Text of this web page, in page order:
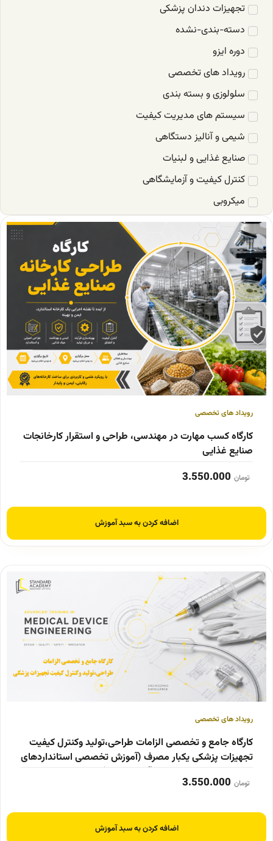
تجهیزات دندان پزشکی
دسته-بندی-نشده
دوره ایزو
رویداد های تخصصی
سلولوزی و بسته بندی
سیستم های مدیریت کیفیت
شیمی و آنالیز دستگاهی
صنایع غذایی و لبنیات
کنترل کیفیت و آزمایشگاهی
میکروبی
رویداد های تخصصی
کارگاه کسب مهارت در مهندسی، طراحی و استقرار کارخانجات
صنایع غذایی
تومان 3.550.000
اضافه کردن به سبد آموزش
رویداد های تخصصی
کارگاه جامع و تخصصی الزامات طراحی،تولید وکنترل کیفیت
تجهیزات پزشکی یکبار مصرف (آموزش تخصصی استانداردهای
محصول‌محور: از طراحی تا آزمون نهایی)
تومان 3.550.000
اضافه کردن به سبد آموزش